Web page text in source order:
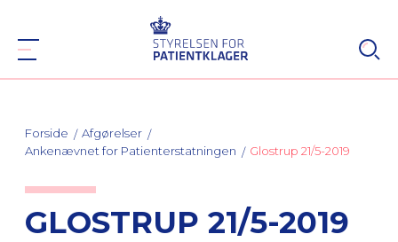
Forside
Afgørelser
Ankenævnet for Patienterstatningen
Glostrup 21/5-2019
GLOSTRUP 21/5-2019